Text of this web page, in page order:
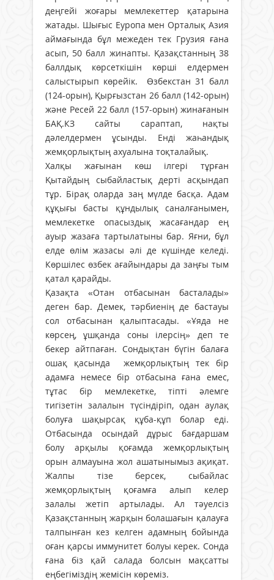
деңгейі жоғары мемлекеттер қатарына
жатады. Шығыс Еуропа мен Орталық Азия
аймағында бұл межеден тек Грузия ғана
асып, 50 балл жинапты. Қазақстанның 38
баллдық көрсеткішін көрші елдермен
салыстырып көрейік. Өзбекстан 31 балл
(124-орын), Қырғызстан 26 балл (142-орын)
және Ресей 22 балл (157-орын) жинағанын
БАҚ.КЗ сайты сараптап, нақты
дәлелдермен ұсынды. Енді жаһандық
жемқорлықтың ахуалына тоқталайық.
Халқы жағынан көш ілгері тұрған
Қытайдың сыбайластық дерті асқындап
тұр. Бірақ оларда заң мүлде басқа. Адам
құқығы басты құндылық саналғанымен,
мемлекетке опасыздық жасағандар ең
ауыр жазаға тартылатыны бар. Яғни, бұл
елде өлім жазасы әлі де күшінде келеді.
Көршілес өзбек ағайындары да заңғы тым
қатал қарайды.
Қазақта «Отан отбасынан басталады»
деген бар. Демек, тәрбиенің де бастауы
сол отбасынан қалыптасады. «Ұяда не
көрсең, ұшқанда соны ілерсің» деп те
бекер айтпаған. Сондықтан бүгін балаға
ошақ қасында жемқорлықтың тек бір
адамға немесе бір отбасына ғана емес,
тұтас бір мемлекетке, тіпті әлемге
тигізетін залалын түсіндіріп, одан аулақ
болуға шақырсақ құба-құп болар еді.
Отбасында осындай дұрыс бағдаршам
болу арқылы қоғамда жемқорлықтың
орын алмауына жол ашатынымыз ақиқат.
Жалпы тізе берсек, сыбайлас
жемқорлықтың қоғамға алып келер
залалы жетіп артылады. Ал тәуелсіз
Қазақстанның жарқын болашағын қалауға
талпынған кез келген адамның бойында
оған қарсы иммунитет болуы керек. Сонда
ғана біз қай салада болсын мақсатты
еңбегіміздің жемісін көреміз.